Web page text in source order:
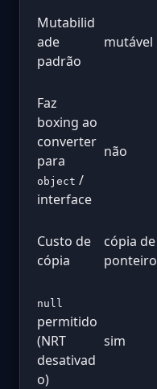
Mutabilid
ade
padrão
mutável
Faz
boxing ao
converter
para
object /
interface
não
Custo de
cópia
cópia de
ponteiro
null
permitido
(NRT
desativad
o)
sim